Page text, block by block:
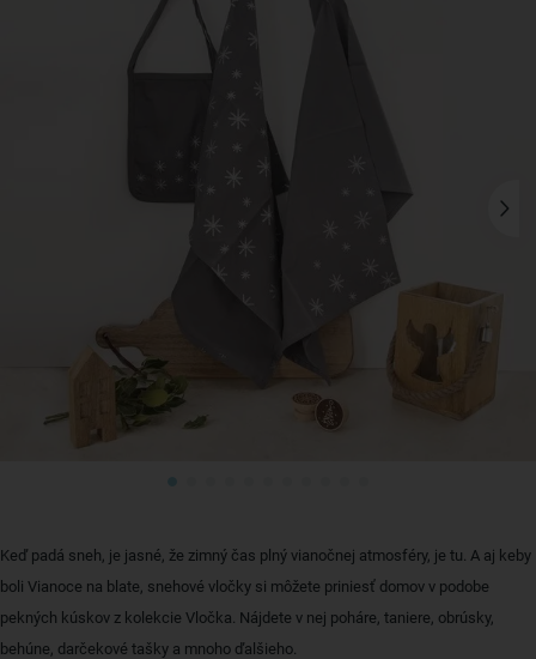
Keď padá sneh, je jasné, že zimný čas plný vianočnej atmosféry, je tu. A aj keby
boli Vianoce na blate, snehové vločky si môžete priniesť domov v podobe
pekných kúskov z kolekcie Vločka. Nájdete v nej poháre, taniere, obrúsky,
behúne, darčekové tašky a mnoho ďalšieho.